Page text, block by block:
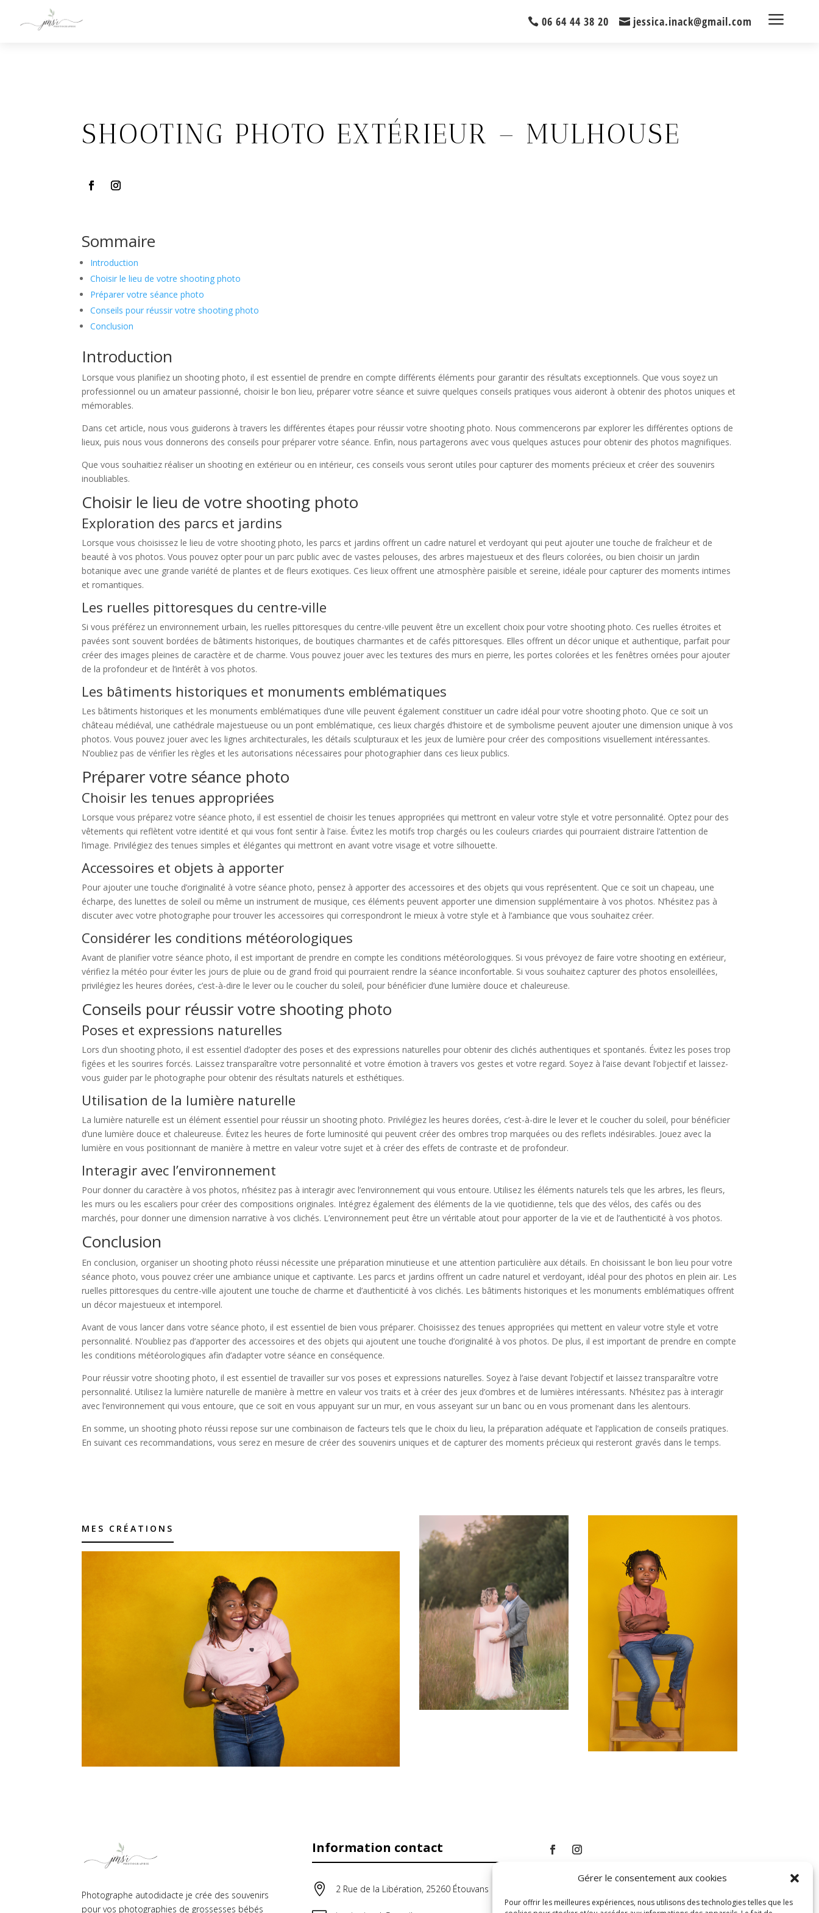
Gérer le consentement aux cookies
Pour offrir les meilleures expériences, nous utilisons des technologies telles que les
06 64 44 38 20 jessica.inack@gmail.com a
SHOOTING PHOTO EXTÉRIEUR – MULHOUSE
Sommaire
Introduction
Choisir le lieu de votre shooting photo
Préparer votre séance photo
Conseils pour réussir votre shooting photo
Conclusion
Introduction
Lorsque vous planifiez un shooting photo, il est essentiel de prendre en compte différents éléments pour garantir des résultats exceptionnels. Que vous soyez un
professionnel ou un amateur passionné, choisir le bon lieu, préparer votre séance et suivre quelques conseils pratiques vous aideront à obtenir des photos uniques et
mémorables.
Dans cet article, nous vous guiderons à travers les différentes étapes pour réussir votre shooting photo. Nous commencerons par explorer les différentes options de
lieux, puis nous vous donnerons des conseils pour préparer votre séance. Enfin, nous partagerons avec vous quelques astuces pour obtenir des photos magnifiques.
Que vous souhaitiez réaliser un shooting en extérieur ou en intérieur, ces conseils vous seront utiles pour capturer des moments précieux et créer des souvenirs
inoubliables.
Choisir le lieu de votre shooting photo
Exploration des parcs et jardins
Lorsque vous choisissez le lieu de votre shooting photo, les parcs et jardins offrent un cadre naturel et verdoyant qui peut ajouter une touche de fraîcheur et de
beauté à vos photos. Vous pouvez opter pour un parc public avec de vastes pelouses, des arbres majestueux et des fleurs colorées, ou bien choisir un jardin
botanique avec une grande variété de plantes et de fleurs exotiques. Ces lieux offrent une atmosphère paisible et sereine, idéale pour capturer des moments intimes
et romantiques.
Les ruelles pittoresques du centre-ville
Si vous préférez un environnement urbain, les ruelles pittoresques du centre-ville peuvent être un excellent choix pour votre shooting photo. Ces ruelles étroites et
pavées sont souvent bordées de bâtiments historiques, de boutiques charmantes et de cafés pittoresques. Elles offrent un décor unique et authentique, parfait pour
créer des images pleines de caractère et de charme. Vous pouvez jouer avec les textures des murs en pierre, les portes colorées et les fenêtres ornées pour ajouter
de la profondeur et de l’intérêt à vos photos.
Les bâtiments historiques et monuments emblématiques
Les bâtiments historiques et les monuments emblématiques d’une ville peuvent également constituer un cadre idéal pour votre shooting photo. Que ce soit un
château médiéval, une cathédrale majestueuse ou un pont emblématique, ces lieux chargés d’histoire et de symbolisme peuvent ajouter une dimension unique à vos
photos. Vous pouvez jouer avec les lignes architecturales, les détails sculpturaux et les jeux de lumière pour créer des compositions visuellement intéressantes.
N’oubliez pas de vérifier les règles et les autorisations nécessaires pour photographier dans ces lieux publics.
Préparer votre séance photo
Choisir les tenues appropriées
Lorsque vous préparez votre séance photo, il est essentiel de choisir les tenues appropriées qui mettront en valeur votre style et votre personnalité. Optez pour des
vêtements qui reflètent votre identité et qui vous font sentir à l’aise. Évitez les motifs trop chargés ou les couleurs criardes qui pourraient distraire l’attention de
l’image. Privilégiez des tenues simples et élégantes qui mettront en avant votre visage et votre silhouette.
Accessoires et objets à apporter
Pour ajouter une touche d’originalité à votre séance photo, pensez à apporter des accessoires et des objets qui vous représentent. Que ce soit un chapeau, une
écharpe, des lunettes de soleil ou même un instrument de musique, ces éléments peuvent apporter une dimension supplémentaire à vos photos. N’hésitez pas à
discuter avec votre photographe pour trouver les accessoires qui correspondront le mieux à votre style et à l’ambiance que vous souhaitez créer.
Considérer les conditions météorologiques
Avant de planifier votre séance photo, il est important de prendre en compte les conditions météorologiques. Si vous prévoyez de faire votre shooting en extérieur,
vérifiez la météo pour éviter les jours de pluie ou de grand froid qui pourraient rendre la séance inconfortable. Si vous souhaitez capturer des photos ensoleillées,
privilégiez les heures dorées, c’est-à-dire le lever ou le coucher du soleil, pour bénéficier d’une lumière douce et chaleureuse.
Conseils pour réussir votre shooting photo
Poses et expressions naturelles
Lors d’un shooting photo, il est essentiel d’adopter des poses et des expressions naturelles pour obtenir des clichés authentiques et spontanés. Évitez les poses trop
figées et les sourires forcés. Laissez transparaître votre personnalité et votre émotion à travers vos gestes et votre regard. Soyez à l’aise devant l’objectif et laissez-
vous guider par le photographe pour obtenir des résultats naturels et esthétiques.
Utilisation de la lumière naturelle
La lumière naturelle est un élément essentiel pour réussir un shooting photo. Privilégiez les heures dorées, c’est-à-dire le lever et le coucher du soleil, pour bénéficier
d’une lumière douce et chaleureuse. Évitez les heures de forte luminosité qui peuvent créer des ombres trop marquées ou des reflets indésirables. Jouez avec la
lumière en vous positionnant de manière à mettre en valeur votre sujet et à créer des effets de contraste et de profondeur.
Interagir avec l’environnement
Pour donner du caractère à vos photos, n’hésitez pas à interagir avec l’environnement qui vous entoure. Utilisez les éléments naturels tels que les arbres, les fleurs,
les murs ou les escaliers pour créer des compositions originales. Intégrez également des éléments de la vie quotidienne, tels que des vélos, des cafés ou des
marchés, pour donner une dimension narrative à vos clichés. L’environnement peut être un véritable atout pour apporter de la vie et de l’authenticité à vos photos.
Conclusion
En conclusion, organiser un shooting photo réussi nécessite une préparation minutieuse et une attention particulière aux détails. En choisissant le bon lieu pour votre
séance photo, vous pouvez créer une ambiance unique et captivante. Les parcs et jardins offrent un cadre naturel et verdoyant, idéal pour des photos en plein air. Les
ruelles pittoresques du centre-ville ajoutent une touche de charme et d’authenticité à vos clichés. Les bâtiments historiques et les monuments emblématiques offrent
un décor majestueux et intemporel.
Avant de vous lancer dans votre séance photo, il est essentiel de bien vous préparer. Choisissez des tenues appropriées qui mettent en valeur votre style et votre
personnalité. N’oubliez pas d’apporter des accessoires et des objets qui ajoutent une touche d’originalité à vos photos. De plus, il est important de prendre en compte
les conditions météorologiques afin d’adapter votre séance en conséquence.
Pour réussir votre shooting photo, il est essentiel de travailler sur vos poses et expressions naturelles. Soyez à l’aise devant l’objectif et laissez transparaître votre
personnalité. Utilisez la lumière naturelle de manière à mettre en valeur vos traits et à créer des jeux d’ombres et de lumières intéressants. N’hésitez pas à interagir
avec l’environnement qui vous entoure, que ce soit en vous appuyant sur un mur, en vous asseyant sur un banc ou en vous promenant dans les alentours.
En somme, un shooting photo réussi repose sur une combinaison de facteurs tels que le choix du lieu, la préparation adéquate et l’application de conseils pratiques.
En suivant ces recommandations, vous serez en mesure de créer des souvenirs uniques et de capturer des moments précieux qui resteront gravés dans le temps.
MES CRÉATIONS
Photographe autodidacte je crée des souvenirs
pour vos photographies de grossesses bébés
Information contact
 2 Rue de la Libération, 25260 Étouvans